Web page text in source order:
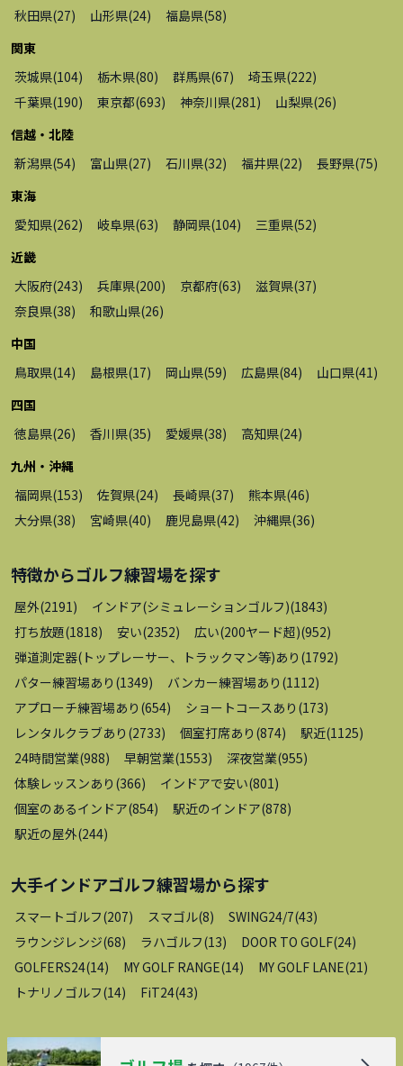
秋田県(27) 山形県(24) 福島県(58)
関東
茨城県(104) 栃木県(80) 群馬県(67) 埼玉県(222)
千葉県(190) 東京都(693) 神奈川県(281 ) 山梨県(26)
信越・北陸
新潟県(54) 富山県(27) 石川県(32) 福井県(22) 長野県(75)
東海
愛知県(262) 岐阜県(63) 静岡県(104) 三重県(52)
近畿
大阪府(243) 兵庫県(200) 京都府(63) 滋賀県(37)
奈良県(38) 和歌山県(26)
中国
鳥取県(14) 島根県(17) 岡山県(59) 広島県(84) 山口県(41 )
四国
徳島県(26) 香川県(35) 愛媛県(38) 高知県(24)
九州・沖縄
福岡県(153) 佐賀県(24) 長崎県(37) 熊本県(46)
大分県(38) 宮崎県(40) 鹿児島県(42) 沖縄県(36)
特徴からゴルフ練習場を探す
屋外(2191 ) インドア(シミュレーションゴルフ)(1843)
打ち放題(1818) 安い(2352) 広い(200ヤード超)(952)
弾道測定器(トップレーサー、トラックマン等)あり (1792)
パター練習場あり (1349) バンカー練習場あり (1112)
アプローチ練習場あり (654) ショートコースあり (173)
レンタルクラブあり (2733) 個室打席あり (874) 駅近(1125)
24時間営業(988) 早朝営業(1553) 深夜営業(955)
体験レッスンあり (366) インドアで安い(801 )
個室のあるインドア(854) 駅近のインドア(878)
駅近の屋外(244)
大手インドアゴルフ練習場から探す
スマートゴルフ(207) スマゴル(8) SWING24/7(43)
ラウンジレンジ(68) ラハゴルフ(13) DOOR TO GOLF(24)
GOLFERS24(14) MY GOLF RANGE(14) MY GOLF LANE(21 )
トナリノゴルフ(14) FiT24(43)